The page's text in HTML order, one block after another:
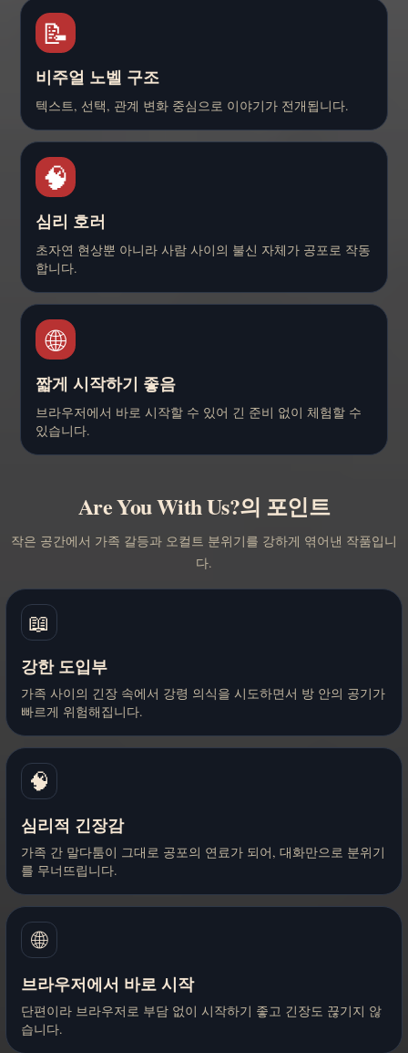
📝
비주얼 노벨 구조
텍스트, 선택, 관계 변화 중심으로 이야기가 전개됩니다.
🧠
심리 호러
초자연 현상뿐 아니라 사람 사이의 불신 자체가 공포로 작동
합니다.
🌐
짧게 시작하기 좋음
브라우저에서 바로 시작할 수 있어 긴 준비 없이 체험할 수
있습니다.
Are You With Us?의 포인트
작은 공간에서 가족 갈등과 오컬트 분위기를 강하게 엮어낸 작품입니
다.
📖
강한 도입부
가족 사이의 긴장 속에서 강령 의식을 시도하면서 방 안의 공기가
빠르게 위험해집니다.
🧠
심리적 긴장감
가족 간 말다툼이 그대로 공포의 연료가 되어, 대화만으로 분위기
를 무너뜨립니다.
🌐
브라우저에서 바로 시작
단편이라 브라우저로 부담 없이 시작하기 좋고 긴장도 끊기지 않
습니다.